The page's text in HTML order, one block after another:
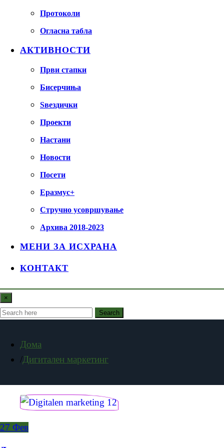
Протоколи
Огласна табла
АКТИВНОСТИ
Први стапки
Бисерчиња
Ѕвездички
Проекти
Настани
Новости
Посети
Еразмус+
Стручно усовршување
Архива 2018-2023
МЕНИ ЗА ИСХРАНА
КОНТАКТ
×
Search
Дома
Дигитален маркетинг
27 Фев